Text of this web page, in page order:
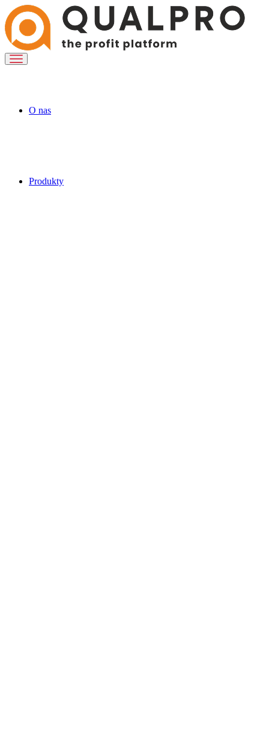
O nas
Produkty